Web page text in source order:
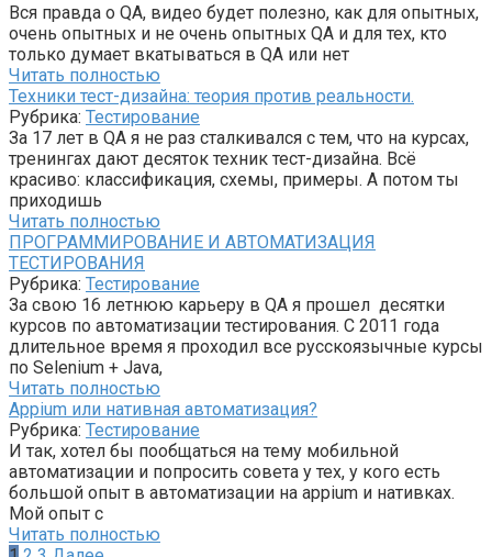
Вся правда о QA, видео будет полезно, как для опытных,
очень опытных и не очень опытных QA и для тех, кто
только думает вкатываться в QA или нет
Читать полностью
Техники тест-дизайна: теория против реальности.
Рубрика: Тестирование
За 17 лет в QA я не раз сталкивался с тем, что на курсах,
тренингах дают десяток техник тест-дизайна. Всё
красиво: классификация, схемы, примеры. А потом ты
приходишь
Читать полностью
ПРОГРАММИРОВАНИЕ И АВТОМАТИЗАЦИЯ
ТЕСТИРОВАНИЯ
Рубрика: Тестирование
​За свою 16 летнюю карьеру в QA я прошел десятки
курсов по автоматизации тестирования. С 2011 года
длительное время я проходил все русскоязычные курсы
по Selenium + Java,
Читать полностью
Appium или нативная автоматизация?
Рубрика: Тестирование
И так, хотел бы пообщаться на тему мобильной
автоматизации и попросить совета у тех, у кого есть
большой опыт в автоматизации на appium и нативках.
Мой опыт с
Читать полностью